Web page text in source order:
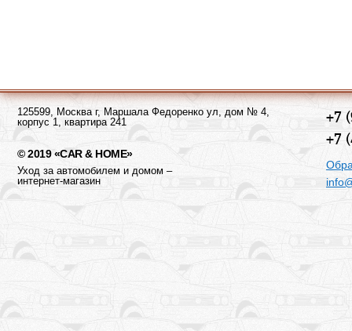
125599, Москва г, Маршала Федоренко ул, дом № 4,
корпус 1, квартира 241
© 2019 «CAR & HOME»
Уход за автомобилем и домом –
интернет-магазин
+7
+7